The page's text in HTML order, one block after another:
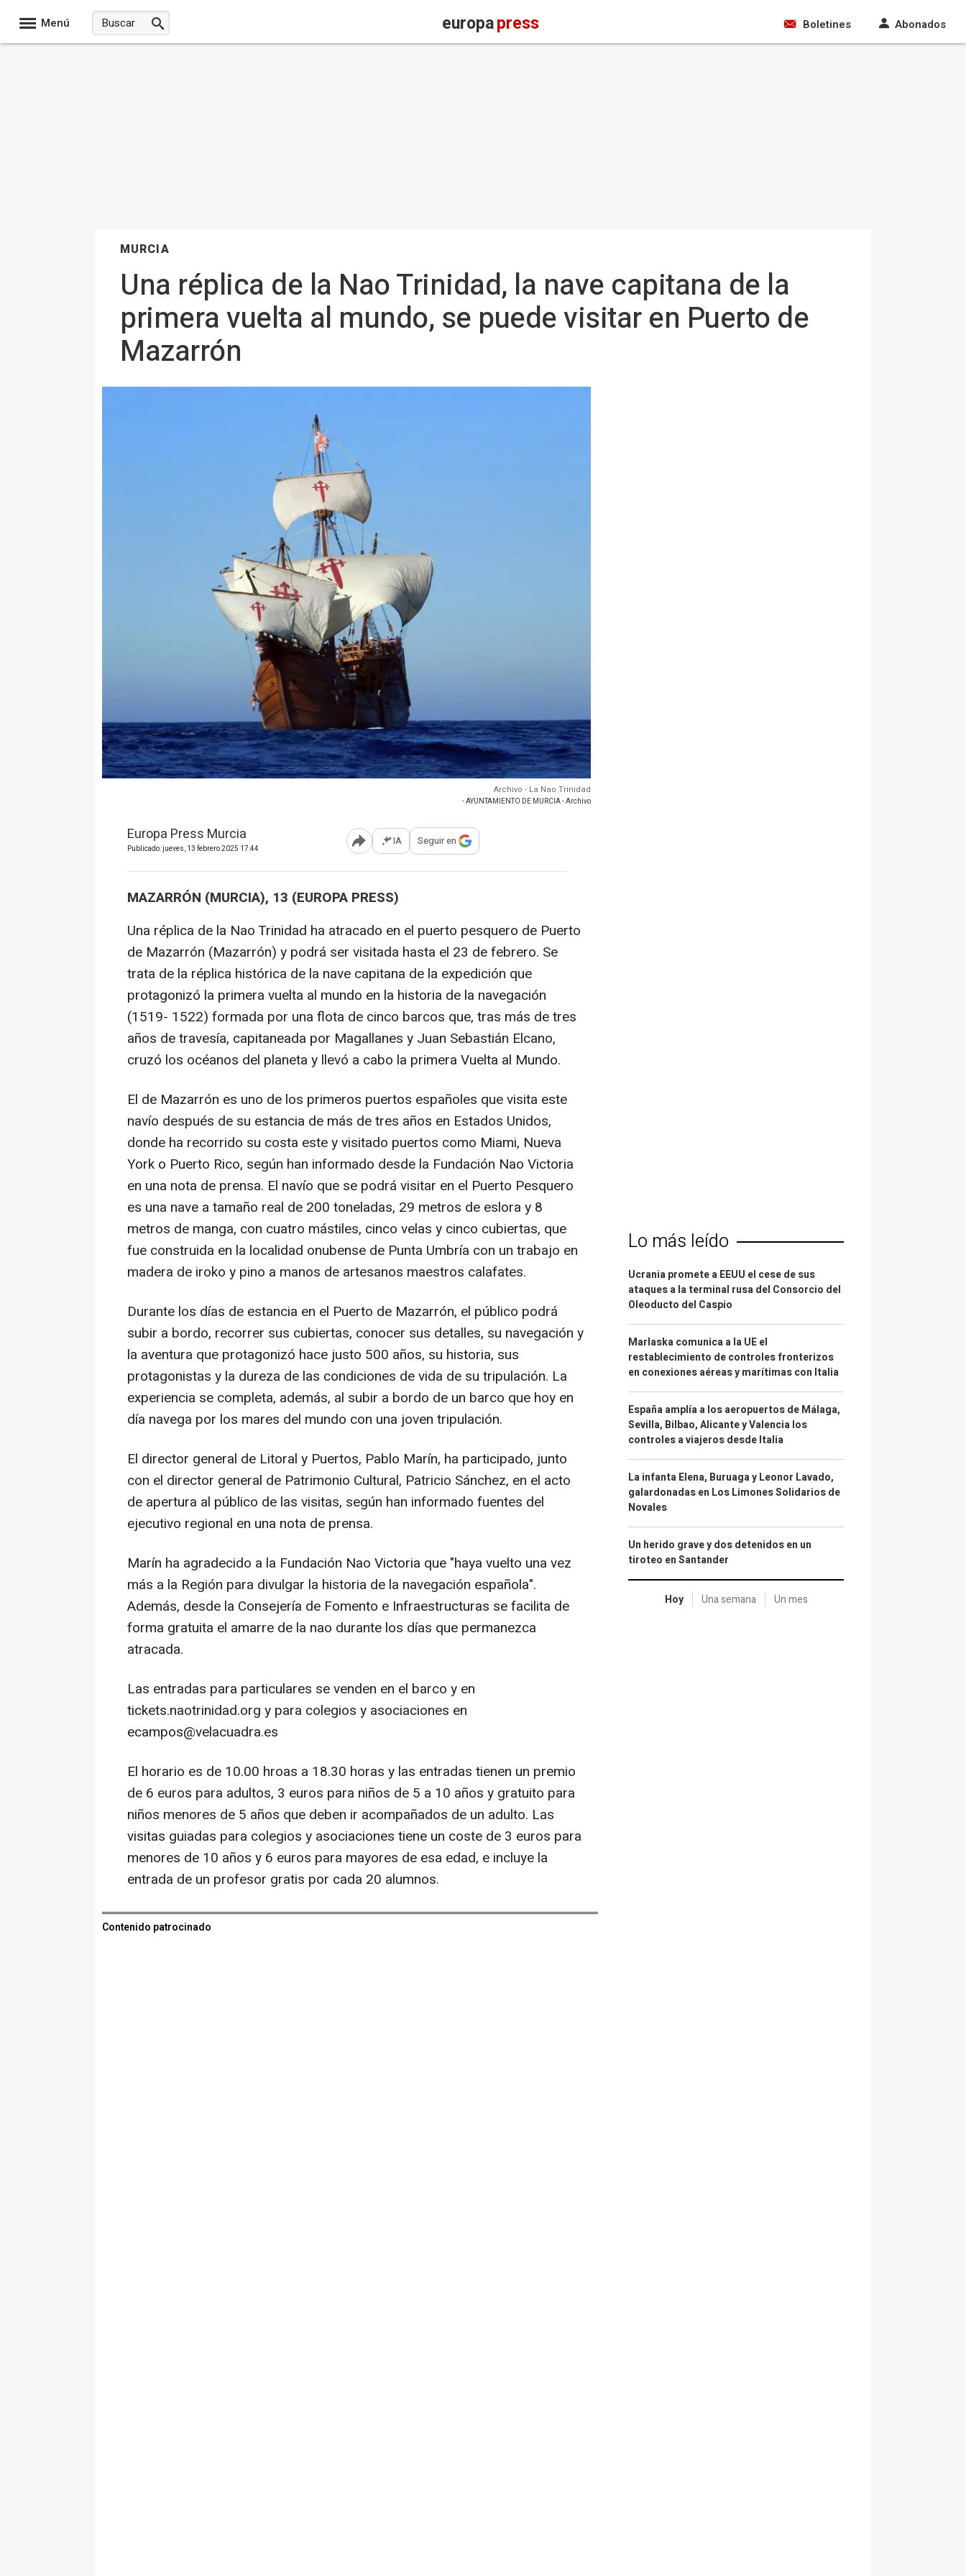
Menú europapress Boletines Abonados
MURCIA
Una réplica de la Nao Trinidad, la nave capitana de la
primera vuelta al mundo, se puede visitar en Puerto de
Mazarrón
Archivo - La Nao Trinidad
- AYUNTAMIENTO DE MURCIA - Archivo
Europa Press Murcia
Publicado: jueves, 13 febrero 2025 17:44 Abrir opciones para compartir
IA Seguir en
MAZARRÓN (MURCIA), 13 (EUROPA PRESS)
Una réplica de la Nao Trinidad ha atracado en el puerto pesquero de Puerto
de Mazarrón (Mazarrón) y podrá ser visitada hasta el 23 de febrero. Se
trata de la réplica histórica de la nave capitana de la expedición que
protagonizó la primera vuelta al mundo en la historia de la navegación
(1519- 1522) formada por una flota de cinco barcos que, tras más de tres
años de travesía, capitaneada por Magallanes y Juan Sebastián Elcano,
cruzó los océanos del planeta y llevó a cabo la primera Vuelta al Mundo.
El de Mazarrón es uno de los primeros puertos españoles que visita este
navío después de su estancia de más de tres años en Estados Unidos,
donde ha recorrido su costa este y visitado puertos como Miami, Nueva
York o Puerto Rico, según han informado desde la Fundación Nao Victoria
en una nota de prensa. El navío que se podrá visitar en el Puerto Pesquero
es una nave a tamaño real de 200 toneladas, 29 metros de eslora y 8
metros de manga, con cuatro mástiles, cinco velas y cinco cubiertas, que
fue construida en la localidad onubense de Punta Umbría con un trabajo en
madera de iroko y pino a manos de artesanos maestros calafates.
Durante los días de estancia en el Puerto de Mazarrón, el público podrá
subir a bordo, recorrer sus cubiertas, conocer sus detalles, su navegación y
la aventura que protagonizó hace justo 500 años, su historia, sus
protagonistas y la dureza de las condiciones de vida de su tripulación. La
experiencia se completa, además, al subir a bordo de un barco que hoy en
día navega por los mares del mundo con una joven tripulación.
El director general de Litoral y Puertos, Pablo Marín, ha participado, junto
con el director general de Patrimonio Cultural, Patricio Sánchez, en el acto
de apertura al público de las visitas, según han informado fuentes del
ejecutivo regional en una nota de prensa.
Marín ha agradecido a la Fundación Nao Victoria que "haya vuelto una vez
más a la Región para divulgar la historia de la navegación española".
Además, desde la Consejería de Fomento e Infraestructuras se facilita de
forma gratuita el amarre de la nao durante los días que permanezca
atracada.
Las entradas para particulares se venden en el barco y en
tickets.naotrinidad.org y para colegios y asociaciones en
ecampos@velacuadra.es
El horario es de 10.00 hroas a 18.30 horas y las entradas tienen un premio
de 6 euros para adultos, 3 euros para niños de 5 a 10 años y gratuito para
niños menores de 5 años que deben ir acompañados de un adulto. Las
visitas guiadas para colegios y asociaciones tiene un coste de 3 euros para
menores de 10 años y 6 euros para mayores de esa edad, e incluye la
entrada de un profesor gratis por cada 20 alumnos.
Contenido patrocinado
Lo más leído
Ucrania promete a EEUU el cese de sus
ataques a la terminal rusa del Consorcio del
Oleoducto del Caspio
Marlaska comunica a la UE el
restablecimiento de controles fronterizos
en conexiones aéreas y marítimas con Italia
España amplía a los aeropuertos de Málaga,
Sevilla, Bilbao, Alicante y Valencia los
controles a viajeros desde Italia
La infanta Elena, Buruaga y Leonor Lavado,
galardonadas en Los Limones Solidarios de
Novales
Un herido grave y dos detenidos en un
tiroteo en Santander
Hoy Una semana Un mes